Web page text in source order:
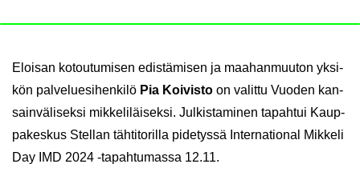
Eloi­san ko­tou­tu­mi­sen edis­tä­mi­sen ja maa­han­muu­ton yk­si­
kön pal­ve­lue­si­hen­ki­lö Pia Koi­vis­to on va­lit­tu Vuo­den kan­
sain­vä­li­sek­si mik­ke­li­läi­sek­si. Jul­kis­ta­mi­nen ta­pah­tui Kaup­
pa­kes­kus Stel­lan täh­ti­to­ril­la pi­de­tys­sä In­ter­na­tio­nal Mik­ke­li
Day IMD 2024 -​tapahtumassa 12.11.